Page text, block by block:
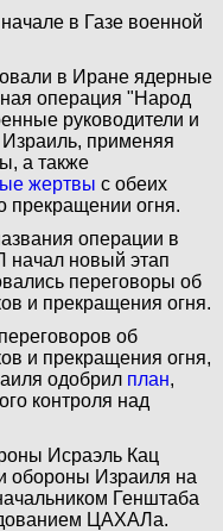
в Газе военной
в Иране ядерные
операция "Народ
руководители и
применяя
а также
жертвы с обеих
прекращении огня.
операции в
новый этап
переговоры об
и прекращения огня.
об
и прекращения огня,
одобрил план,
контроля над
Исраэль Кац
обороны Израиля на
Генштаба
ЦАХАЛа.